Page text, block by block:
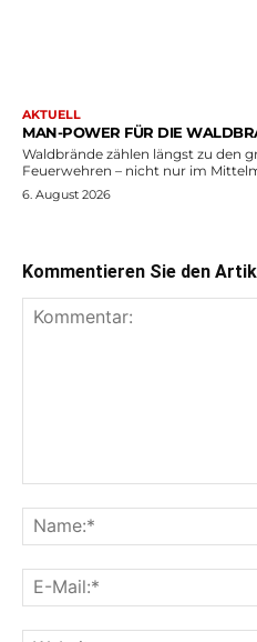
AKTUELL
MAN-POWER FÜR DIE
Waldbrände zählen längst zu den
Feuerwehren – nicht nur im
6. August 2026
Kommentieren Sie den